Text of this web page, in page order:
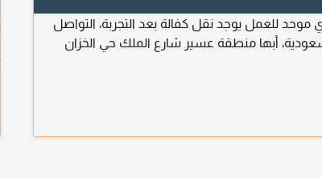
للعمل يوجد نقل كفالة بعد التجربة، التواصل
أبها منطقة عسير شارع الملك حي الخزان